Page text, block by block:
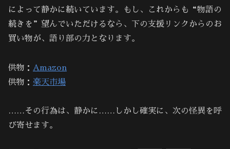
によって静かに続いています。もし、これからも“物語の
続きを”望んでいただけるなら、下の支援リンクからのお
買い物が、語り部の力となります。
供物： Amazon
供物： 楽天市場
……その行為は、静かに……しかし確実に、次の怪異を呼
び寄せます。